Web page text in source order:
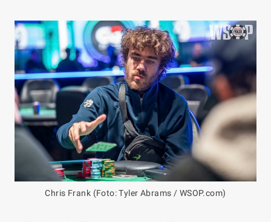
Chris Frank (Foto: Tyler Abrams / WSOP.com)